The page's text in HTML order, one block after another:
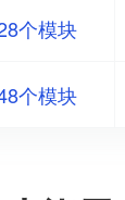
个模块
个模块